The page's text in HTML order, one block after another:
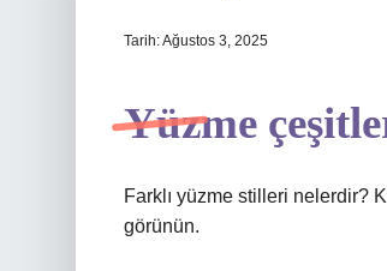
Tarih: Ağustos 3, 2025
Yüzme
Farklı yüzme stilleri nelerdir?
görünün.